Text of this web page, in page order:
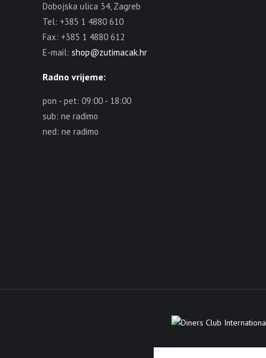
Dobojska ulica 34, Zagreb
Tel: +385 1 4880 610
Fax: +385 1 4880 612
E-mail: shop@zutimacak.hr
Radno vrijeme:
pon - pet: 09:00 - 18:00
sub: ne radimo
ned: ne radimo